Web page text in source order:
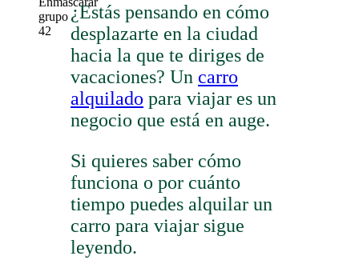
¿Estás pensando en cómo
desplazarte en la ciudad
hacia la que te diriges de
vacaciones? Un carro
alquilado para viajar es un
negocio que está en auge.
Si quieres saber cómo
funciona o por cuánto
tiempo puedes alquilar un
carro para viajar sigue
leyendo.